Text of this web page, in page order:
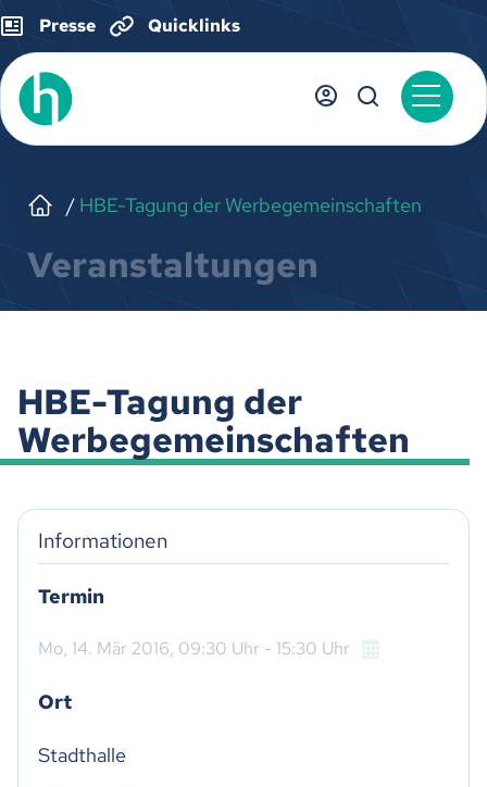
Presse Quicklinks
HBE-Tagung der Werbegemeinschaften
Veranstaltungen
HBE-Tagung der
Werbegemeinschaften
Informationen
Termin
Mo, 14. Mär 2016, 09:30 Uhr - 15:30 Uhr
Ort
Stadthalle